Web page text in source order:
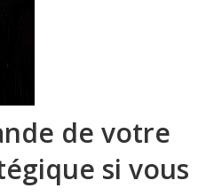
de votre
si vous